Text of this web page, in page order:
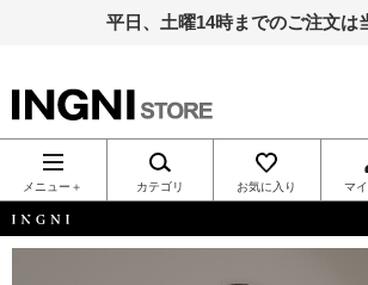
平日、土曜14時までのご注文は
INGNI（イン
グ）公式通
販｜INGNI
メニュー＋ カテゴリ お気に入り マ
INGNI